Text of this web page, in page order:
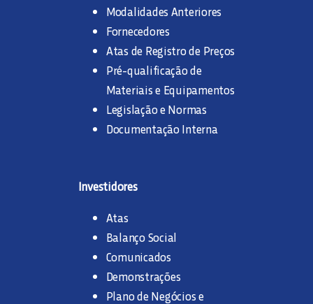
Modalidades Anteriores
Fornecedores
Atas de Registro de Preços
Pré-qualificação de
Materiais e Equipamentos
Legislação e Normas
Documentação Interna
Investidores
Atas
Balanço Social
Comunicados
Demonstrações
Plano de Negócios e